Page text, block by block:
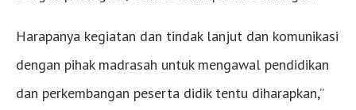
Harapanya kegiatan dan tindak lanjut dan komunikasi
dengan pihak madrasah untuk mengawal pendidikan
dan perkembangan peserta didik tentu diharapkan,”